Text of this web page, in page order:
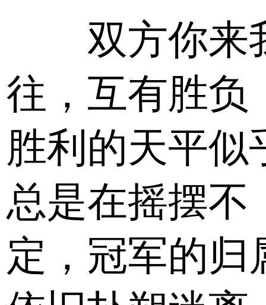
双方你来
往，互有胜负
胜利的天平似
总是在摇摆不
定，冠军的归